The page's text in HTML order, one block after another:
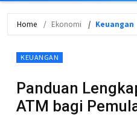
Home Ekonomi Keuangan
KEUANGAN
Panduan
ATM bagi